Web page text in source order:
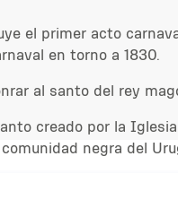
el primer acto
en torno a 1830.
al santo del rey
creado por la
negra del